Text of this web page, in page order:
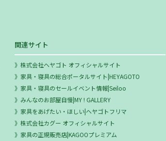
関連サイト
株式会社ヘヤゴト オフィシャルサイト
家具・寝具の総合ポータルサイト|HEYAGOTO
家具・寝具のセールイベント情報|Seiloo
みんなのお部屋自慢|MY ! GALLERY
家具をあげたい・ほしい|ヘヤゴトフリマ
株式会社カグー オフィシャルサイト
家具の正規販売店|KAGOOプレミアム